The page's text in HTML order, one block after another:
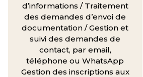
d’informations / Traitement
des demandes d’envoi de
documentation / Gestion et
suivi des demandes de
contact, par email,
téléphone ou WhatsApp
Gestion des inscriptions aux